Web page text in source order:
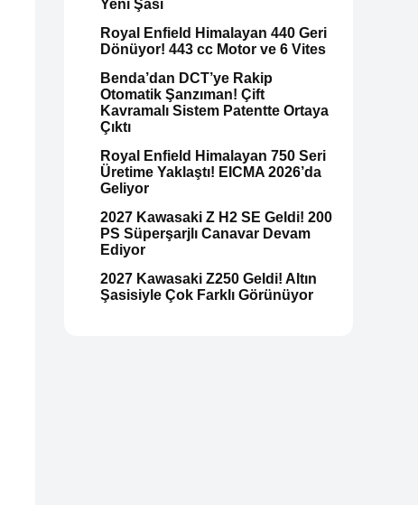
Yeni Şasi
Royal Enfield Himalayan 440 Geri
Dönüyor! 443 cc Motor ve 6 Vites
Benda’dan DCT’ye Rakip
Otomatik Şanzıman! Çift
Kavramalı Sistem Patentte Ortaya
Çıktı
Royal Enfield Himalayan 750 Seri
Üretime Yaklaştı! EICMA 2026’da
Geliyor
2027 Kawasaki Z H2 SE Geldi! 200
PS Süperşarjlı Canavar Devam
Ediyor
2027 Kawasaki Z250 Geldi! Altın
Şasisiyle Çok Farklı Görünüyor